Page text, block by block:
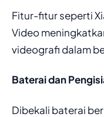
Fitur-fitur seperti
Video
videografi dalam
Baterai dan
Dibekali baterai